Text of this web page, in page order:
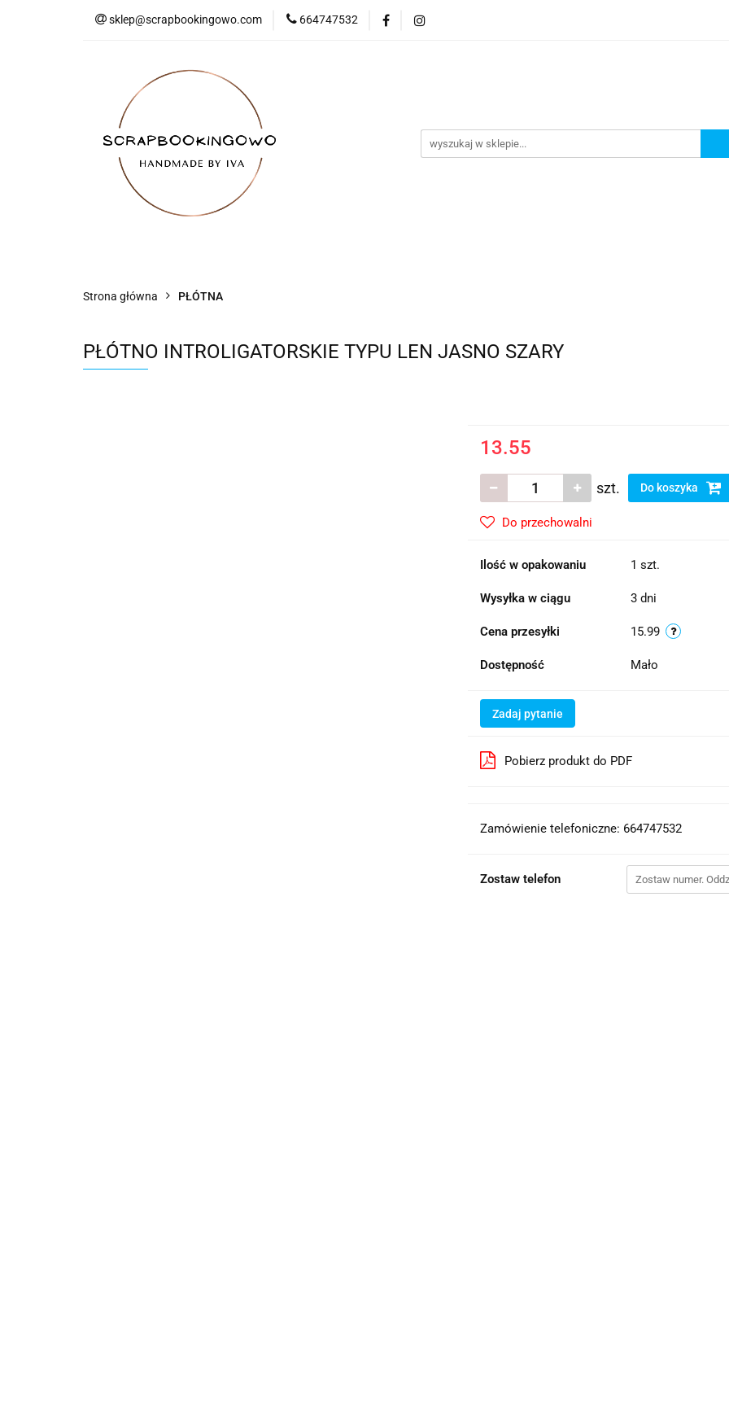
sklep@scrapbookingowo.com 664747532
Strona główna PŁÓTNA
PŁÓTNO INTROLIGATORSKIE TYPU LEN JASNO SZARY
13.55
szt. Do koszyka
Do przechowalni
Ilość w opakowaniu 1 szt.
Wysyłka w ciągu 3 dni
Cena przesyłki 15.99
Dostępność Mało
Zadaj pytanie
Pobierz produkt do PDF
Zamówienie telefoniczne: 664747532
Zostaw telefon